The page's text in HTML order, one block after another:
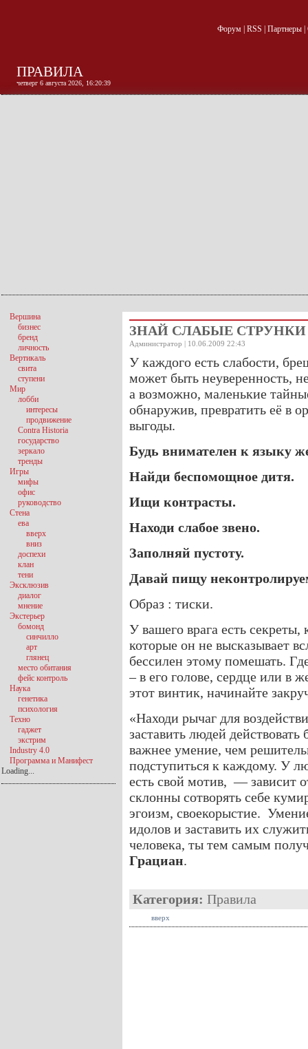
Форум| RSS Партнеры|
ПРАВИЛА
четверг 6 августа 2026, 16:20:40
ЗНАЙ СЛАБЫЕ
Администратор | 10.06.2009 22:43
У каждого есть слабости,
может быть неуверенность,
а возможно, маленькие
обнаружив, превратить её в
выгоды.
Будь внимателен к языку
Найди беспомощное дитя.
Ищи контрасты.
Находи слабое звено.
Заполняй пустоту.
Давай пищу
Образ : тиски.
У вашего врага есть
которые он не высказывает
бессилен этому помешать.
– в его голове, сердце или в
этот винтик, начинайте
«Находи рычаг для
заставить людей
важнее умение, чем
подступиться к каждому. У
есть свой мотив, — зависит
склонны сотворять себе
эгоизм, своекорыстие.
идолов и заставить их
человека, ты тем самым
Грациан.
Категория: Правила
вверх
Вершина
бизнес
бренд
личность
Вертикаль
свита
ступени
Мир
лобби
интересы
продвижение
Contra Historia
государство
зеркало
тренды
Игры
мифы
офис
руководство
Стена
ева
вверх
вниз
доспехи
клан
тени
Эксклюзив
диалог
мнение
Экстерьер
бомонд
синчилло
арт
глянец
место обитания
фейс контроль
Наука
генетика
психология
Техно
гаджет
экстрим
Industry 4.0
Программа и Манифест
Loading...